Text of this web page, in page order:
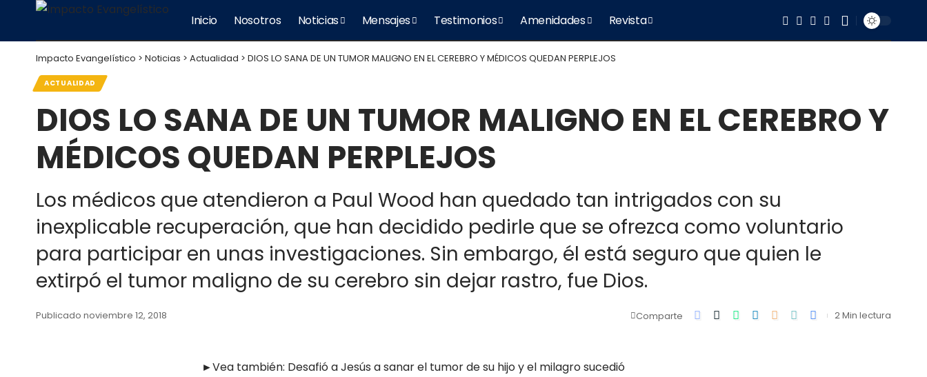
Inicio Nosotros Noticias Mensajes Testimonios Amenidades Revista
Impacto Evangelístico > Noticias > Actualidad > DIOS LO SANA DE UN TUMOR MALIGNO EN EL CEREBRO Y MÉDICOS QUEDAN PERPLEJOS
ACTUALIDAD
DIOS LO SANA DE UN TUMOR MALIGNO EN EL CEREBRO Y
MÉDICOS QUEDAN PERPLEJOS
Los médicos que atendieron a Paul Wood han quedado tan intrigados con su
inexplicable recuperación, que han decidido pedirle que se ofrezca como voluntario
para participar en unas investigaciones. Sin embargo, él está seguro que quien le
extirpó el tumor maligno de su cerebro sin dejar rastro, fue Dios.
Publicado noviembre 12, 2018 Comparte 2 Min lectura
►Vea también: Desafió a Jesús a sanar el tumor de su hijo y el milagro sucedió